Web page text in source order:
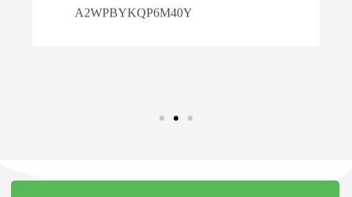
A2WPBYKQP6M40Y